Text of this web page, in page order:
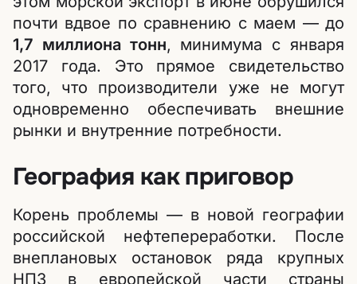
почти вдвое по сравнению с маем — до
1,7 миллиона тонн, минимума с января
2017 года. Это прямое свидетельство
того, что производители уже не могут
одновременно обеспечивать внешние
рынки и внутренние потребности.
География как приговор
Корень проблемы — в новой географии
российской нефтепереработки. После
внеплановых остановок ряда крупных
НПЗ в европейской части страны